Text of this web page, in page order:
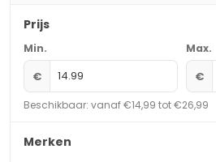
Prijs
Min.
€
Max.
€
Beschikbaar: vanaf €14,99 tot €26,99
Merken